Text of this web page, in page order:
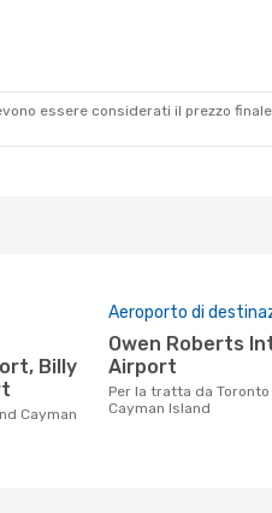
essere considerati il ​​prezzo
Billy
Aeroporto di
Owen Roberts International
Airport
Per la tratta da Toronto a Grand
Cayman Island